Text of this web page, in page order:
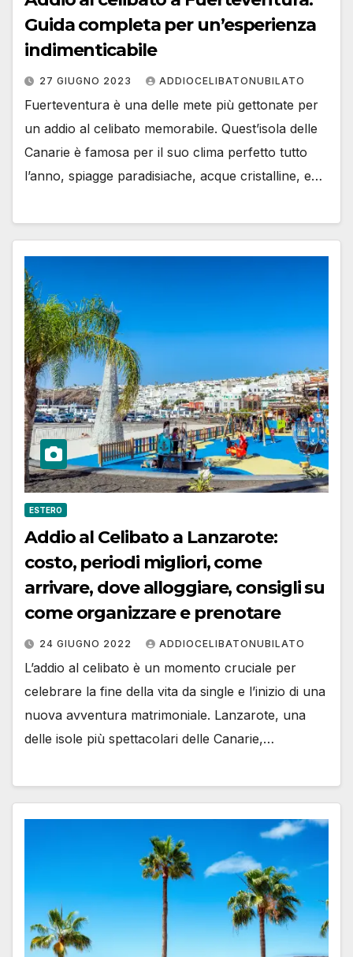
Guida completa per un’esperienza
indimenticabile
27 GIUGNO 2023 ADDIOCELIBATONUBILATO
Fuerteventura è una delle mete più gettonate per
un addio al celibato memorabile. Quest’isola delle
Canarie è famosa per il suo clima perfetto tutto
l’anno, spiagge paradisiache, acque cristalline, e…
ESTERO
Addio al Celibato a Lanzarote:
costo, periodi migliori, come
arrivare, dove alloggiare, consigli su
come organizzare e prenotare
24 GIUGNO 2022 ADDIOCELIBATONUBILATO
L’addio al celibato è un momento cruciale per
celebrare la fine della vita da single e l’inizio di una
nuova avventura matrimoniale. Lanzarote, una
delle isole più spettacolari delle Canarie,…